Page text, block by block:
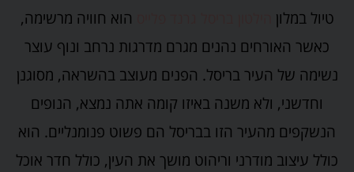
טיול במלון
הוא חוויה מרשימה,
כאשר האורחים נהנים מגרם מדרגות נרחב ונוף עוצר
נשימה של העיר בריסל. הפנים מעוצב בהשראה, מסוגנן
וחדשני, ולא משנה באיזו קומה אתה נמצא, הנופים
הנשקפים מהעיר הזו בבריסל הם פשוט פנומנליים. הוא
כולל עיצוב מודרני וריהוט מושך את העין, כולל חדר אוכל